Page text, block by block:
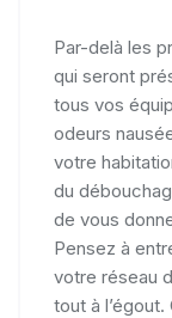
Par-delà les
qui seront
tous vos
odeurs
votre
du
de vous
Pensez à
votre réseau
tout à